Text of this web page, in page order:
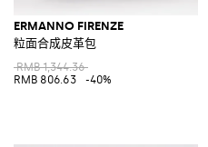
ERMANNO FIRENZE
粒面合成皮革包
RMB 1,344.36
RMB 806.63
-40%